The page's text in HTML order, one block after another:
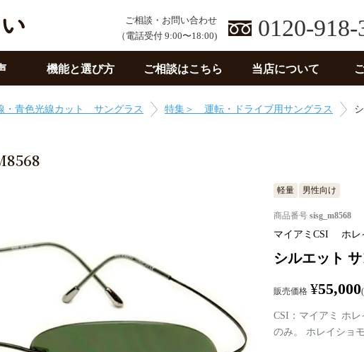
ご相談・お問い合わせ
（電話受付 9:00〜18:00)
0120-918-
機能と選び方 ご相談はこちら 当店について
・青色光線カット サングラス 特集＞ 運転・ドライブ用サングラス
軽量 男性向け
商品番号 sisg_m8568
マイアミCSI ホレ
シルエット
販売価格 ¥55,000
CSI：マイアミ ホ
のみ。 ホレイショ